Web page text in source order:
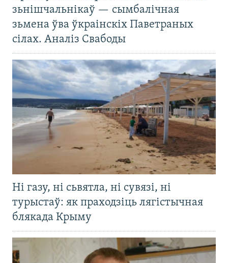
зьнішчальнікаў — сымбалічная
зьмена ўва ўкраінскіх Паветраных
сілах. Аналіз Свабоды
Ні газу, ні сьвятла, ні сувязі, ні
турыстаў: як праходзіць лягістычная
блякада Крыму